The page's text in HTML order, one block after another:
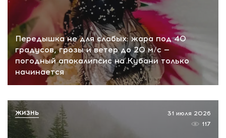
Передышка не для слабых: жара под 40
градусов, грозы и ветер до 20 м/с —
погодный апокалипсис на Кубани только
начинается
31 июля 2026
117
ЖИЗНЬ